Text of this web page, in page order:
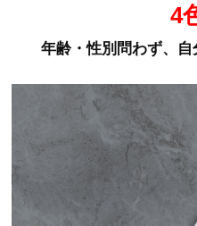
4
年齢・性別問わず、自